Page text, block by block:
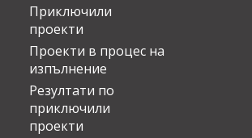
Приключили
проекти
Проекти в процес на
изпълнение
Резултати по
приключили
проекти